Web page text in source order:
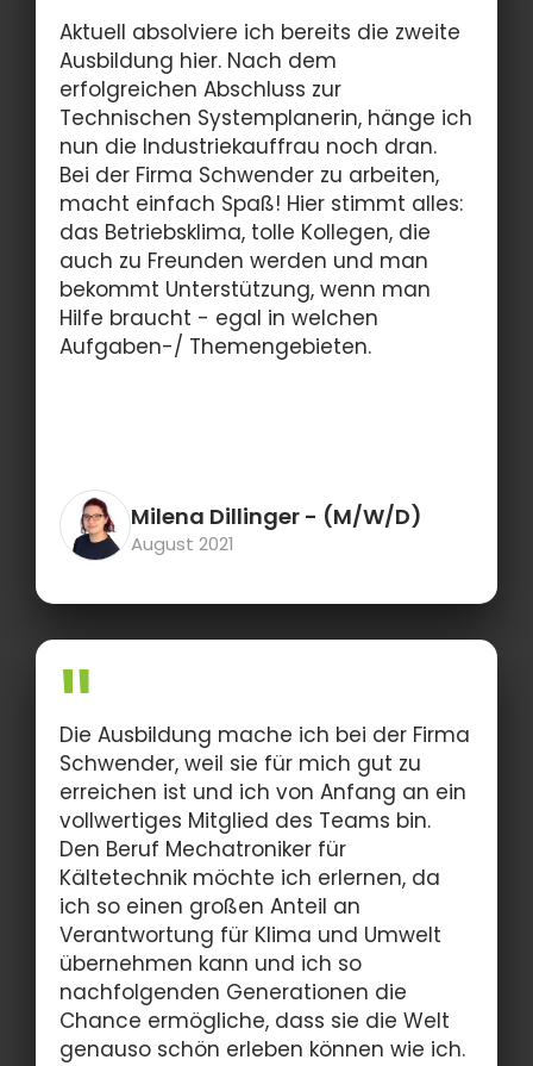
Aktuell absolviere ich bereits die zweite
Ausbildung hier. Nach dem
erfolgreichen Abschluss zur
Technischen Systemplanerin, hänge ich
nun die Industriekauffrau noch dran.
Bei der Firma Schwender zu arbeiten,
macht einfach Spaß! Hier stimmt alles:
das Betriebsklima, tolle Kollegen, die
auch zu Freunden werden und man
bekommt Unterstützung, wenn man
Hilfe braucht - egal in welchen
Aufgaben-/ Themengebieten.
Milena Dillinger - (M/W/D)
August 2021
Die Ausbildung mache ich bei der Firma
Schwender, weil sie für mich gut zu
erreichen ist und ich von Anfang an ein
vollwertiges Mitglied des Teams bin.
Den Beruf Mechatroniker für
Kältetechnik möchte ich erlernen, da
ich so einen großen Anteil an
Verantwortung für Klima und Umwelt
übernehmen kann und ich so
nachfolgenden Generationen die
Chance ermögliche, dass sie die Welt
genauso schön erleben können wie ich.